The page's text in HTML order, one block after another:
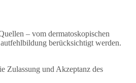
– vom dermatoskopischen
berücksichtigt werden.
Zulassung und Akzeptanz des